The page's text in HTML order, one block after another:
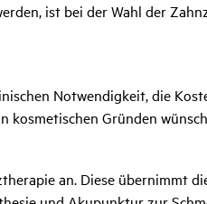
ist bei der Wahl der
Notwendigkeit, die
kosmetischen Gründen
an. Diese übernimmt